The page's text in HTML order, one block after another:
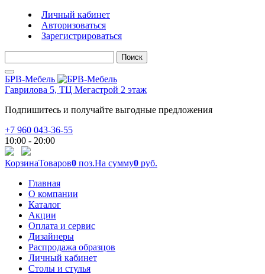
Личный кабинет
Авторизоваться
Зарегистрироваться
Поиск
БРВ-Мебель
Гаврилова 5, ТЦ Мегастрой 2 этаж
Подпишитесь и получайте выгодные предложения
+7 960 043-36-55
10:00 - 20:00
КорзинаТоваров0 поз.На сумму0 руб.
Главная
О компании
Каталог
Акции
Оплата и сервис
Дизайнеры
Распродажа образцов
Личный кабинет
Столы и стулья